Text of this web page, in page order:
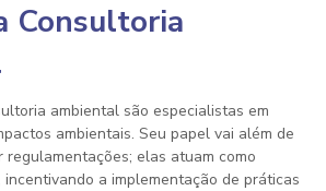
Consultoria
ambiental são especialistas em
ambientais. Seu papel vai além de
regulamentações; elas atuam como
a implementação de práticas